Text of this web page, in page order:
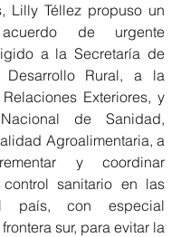
Lilly Téllez propuso un
de urgente
a la Secretaría de
Desarrollo Rural, a la
Exteriores, y
de Sanidad,
Agroalimentaria, a
y coordinar
sanitario en las
país, con especial
sur, para evitar la